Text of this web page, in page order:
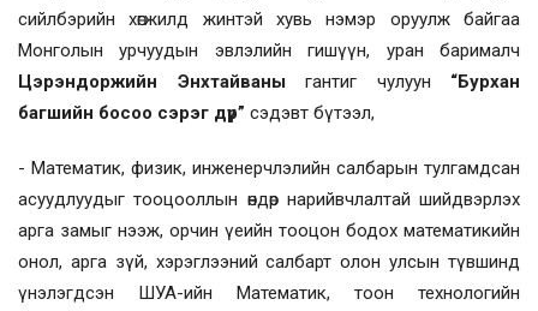
сийлбэрийн хөгжилд жинтэй хувь нэмэр оруулж байгаа
Монголын урчуудын эвлэлийн гишүүн, уран барималч
Цэрэндоржийн Энхтайваныгантиг чулуун “Бурхан
багшийн босоо сэрэг дүр” сэдэвт бүтээл,
- Математик, физик, инженерчлэлийн салбарын тулгамдсан
асуудлуудыг тооцооллын өндөр нарийвчлалтай шийдвэрлэх
арга замыг нээж, орчин үеийн тооцон бодох математикийн
онол, арга зүй, хэрэглээний салбарт олон улсын түвшинд
үнэлэгдсэн ШУА-ийн Математик, тоон технологийн